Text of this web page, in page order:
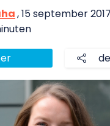
, 15 september 2017